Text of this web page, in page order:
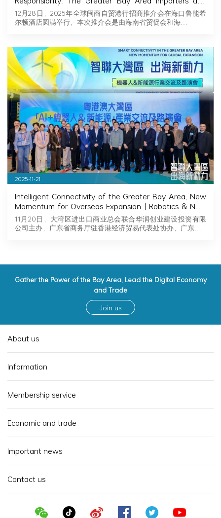
Exporters Association Explores New Opportunities in
Hainan, Joining Hands with Fujian Businessmen to
Seize Business Opportunities in Hainan!
12月28日，2025年全球闽商自贸港行招商推介会在海口鲁能希
尔顿酒店圆满举行，本次推介会是由海南省贸促会和海…
2025-11-21
Intelligent Connectivity of the Greater Bay Area, New
Momentum for Overseas Expansion | Robotics & New
Energy Industry Exchange and Roadshow Successfully
Held in Hong Kong
11月20日，大湾区进出口商业总会联合华润创业建设投资有限
公司主办，广东省商务厅驻香港经济贸易代表处协办，广东…
Gather the Power of the Bay Area, Lead the Digital Economy
and Trade
Join us
About us
Information
Membership service
Economic and trade
Important news
Contact us